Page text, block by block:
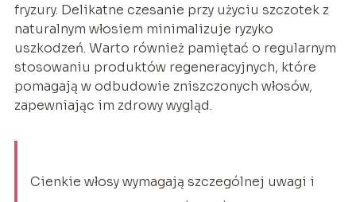
fryzury. Delikatne czesanie przy użyciu szczotek z
naturalnym włosiem minimalizuje ryzyko
uszkodzeń. Warto również pamiętać o regularnym
stosowaniu produktów regeneracyjnych, które
pomagają w odbudowie zniszczonych włosów,
zapewniając im zdrowy wygląd.
Cienkie włosy wymagają szczególnej uwagi i